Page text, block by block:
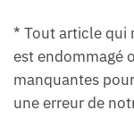
* Tout article qui
est endommagé
manquantes
une erreur de